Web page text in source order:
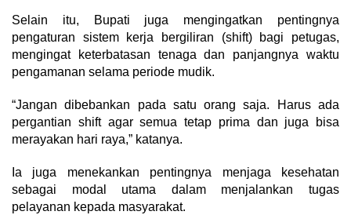
Selain itu, Bupati juga mengingatkan pentingnya
pengaturan sistem kerja bergiliran (shift) bagi petugas,
mengingat keterbatasan tenaga dan panjangnya waktu
pengamanan selama periode mudik.
“Jangan dibebankan pada satu orang saja. Harus ada
pergantian shift agar semua tetap prima dan juga bisa
merayakan hari raya,” katanya.
Ia juga menekankan pentingnya menjaga kesehatan
sebagai modal utama dalam menjalankan tugas
pelayanan kepada masyarakat.